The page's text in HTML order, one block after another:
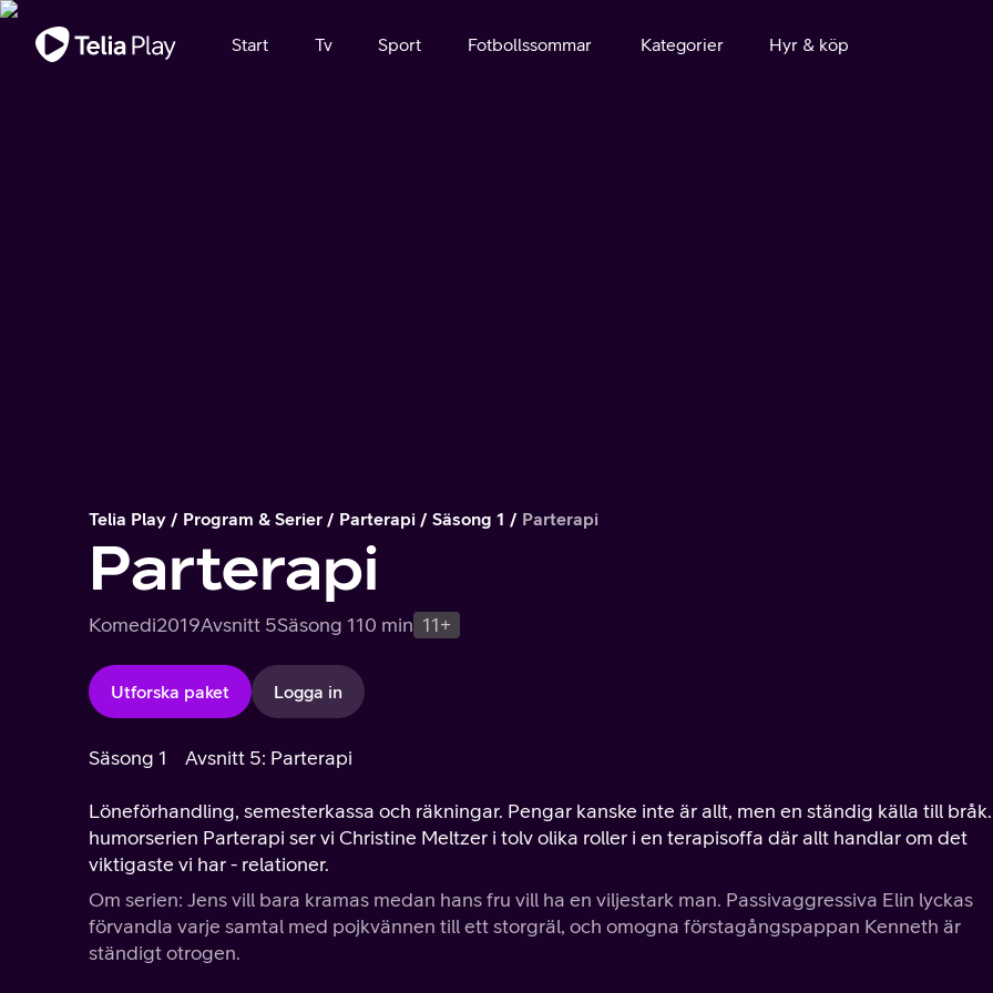
Viktigt meddelande
Start Tv Sport Fotbollssommar Kategorier Hyr & köp
Telia Play Program & Serier Parterapi Säsong 1 Parterapi
Parterapi
Komedi2019Avsnitt 5Säsong 110 min 11+
Utforska paket Logga in
Säsong 1 Avsnitt 5: Parterapi
Löneförhandling, semesterkassa och räkningar. Pengar kanske inte är allt, men en ständig källa till
humorserien Parterapi ser vi Christine Meltzer i tolv olika roller i en terapisoffa där allt handlar om det
viktigaste vi har - relationer.
Om serien: Jens vill bara kramas medan hans fru vill ha en viljestark man. Passivaggressiva Elin lyckas
förvandla varje samtal med pojkvännen till ett storgräl, och omogna förstagångspappan Kenneth är
ständigt otrogen.